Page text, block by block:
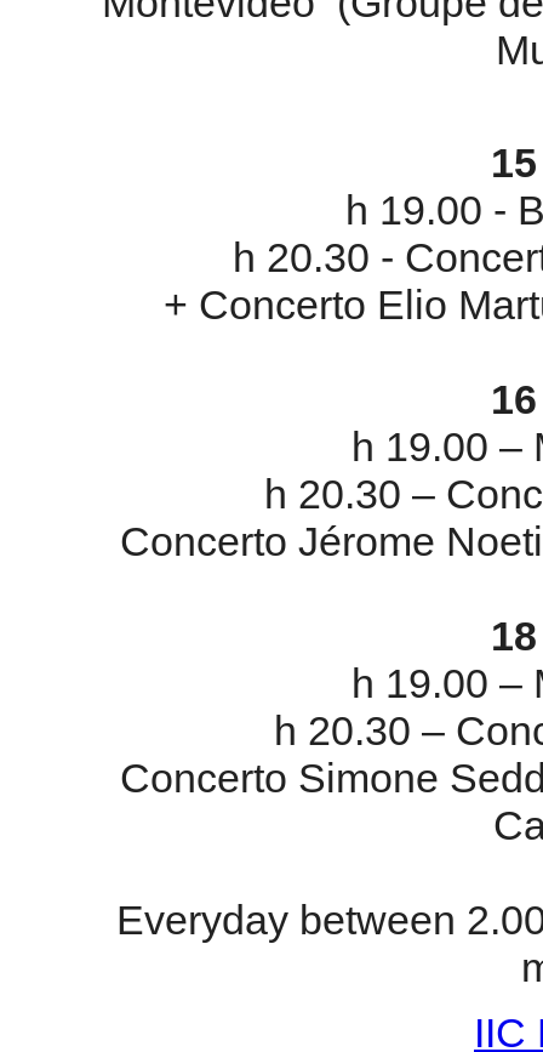
h 19.00 -
h 20.30 -
+ Concerto Elio
h 19.00 –
h 20.30 –
Concerto Jérome
h 19.00 –
h 20.30 –
Concerto Simone
Everyday between
IIC